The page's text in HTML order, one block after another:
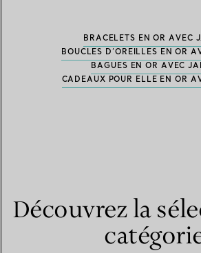
BRACELETS EN OR AVEC
BOUCLES D’OREILLES EN OR
BAGUES EN OR AVEC
CADEAUX POUR ELLE EN OR
Découvrez la